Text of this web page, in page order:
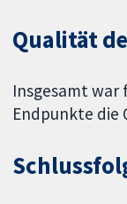
Qualität
Insgesamt
Endpunkte die